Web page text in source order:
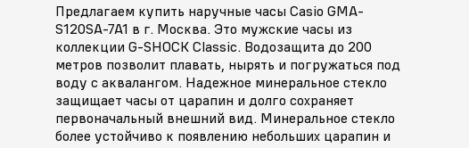
Предлагаем купить наручные часы Casio GMA-
S120SA-7A1 в г. Москва. Это мужские часы из
коллекции G-SHOCK Classic. Водозащита до 200
метров позволит плавать, нырять и погружаться под
воду с аквалангом. Надежное минеральное стекло
защищает часы от царапин и долго сохраняет
первоначальный внешний вид. Минеральное стекло
более устойчиво к появлению небольших царапин и